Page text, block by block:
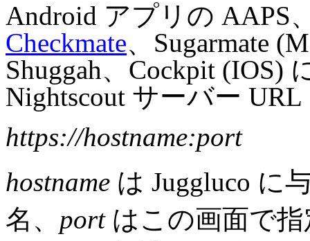
Android アプリの AAPS
Checkmate、Sugarmate
Shuggah、Cockpit (IOS)
Nightscout サーバー
https://hostname:port
hostname は Juggluco に
名、 portはこの画面で